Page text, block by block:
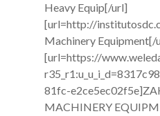
Heavy Equip[/url]
[url=http://
Machinery Equipment[/
[url=https://
81fc-
MACHINERY